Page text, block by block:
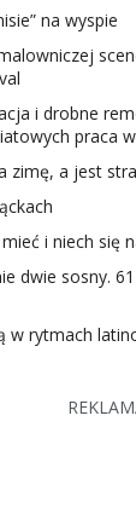
na wyspie
i drobne
praca
zimę, a jest
i niech się
dwie sosny.
w rytmach